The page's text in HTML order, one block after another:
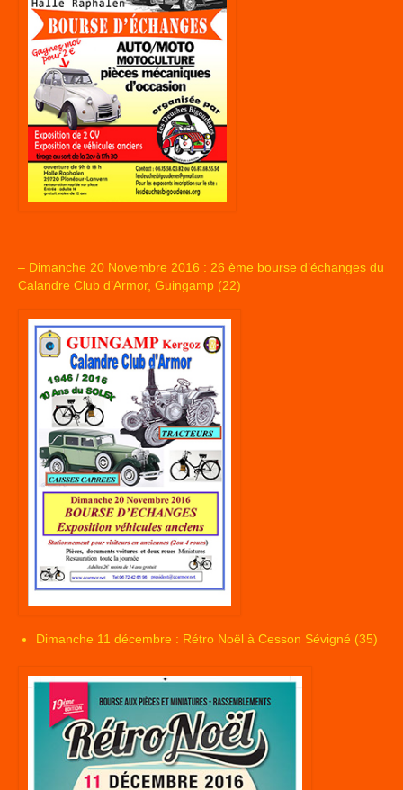
– Dimanche 20 Novembre 2016 : 26 ème bourse d’échanges du
Calandre Club d’Armor, Guingamp (22)
Dimanche 11 décembre : Rétro Noël à Cesson Sévigné (35)